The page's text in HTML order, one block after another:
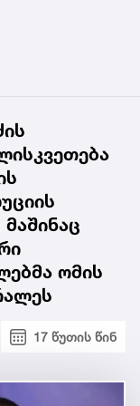
ომის
17 წუთის წინ